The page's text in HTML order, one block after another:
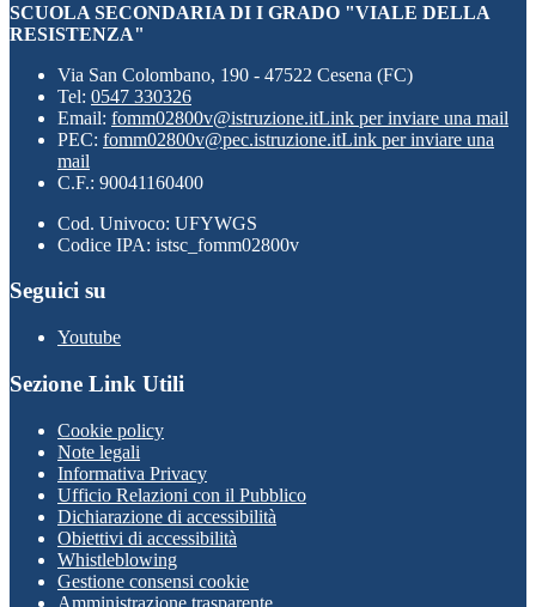
SCUOLA SECONDARIA DI I GRADO "VIALE DELLA
RESISTENZA"
Via San Colombano, 190 - 47522 Cesena (FC)
Tel: 0547 330326
Email: fomm02800v@istruzione.itLink per inviare una mail
PEC: fomm02800v@pec.istruzione.itLink per inviare una
mail
C.F.: 90041160400
Cod. Univoco: UFYWGS
Codice IPA: istsc_fomm02800v
Seguici su
Youtube
Sezione Link Utili
Cookie policy
Note legali
Informativa Privacy
Ufficio Relazioni con il Pubblico
Dichiarazione di accessibilità
Obiettivi di accessibilità
Whistleblowing
Gestione consensi cookie
Amministrazione trasparente